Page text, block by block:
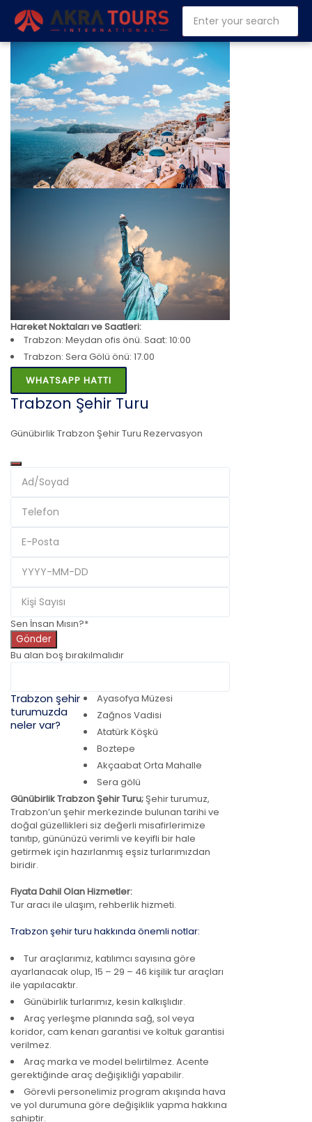
Hareket Noktaları ve Saatleri:
Trabzon: Meydan ofis önü. Saat: 10:00
Trabzon: Sera Gölü önü: 17.00
WHATSAPP HATTI
Trabzon Şehir Turu
Günübirlik Trabzon Şehir Turu Rezervasyon
Sen İnsan Mısın?*
Gönder
Bu alan boş bırakılmalıdır
Trabzon şehir
turumuzda
neler var?
Ayasofya Müzesi
Zağnos Vadisi
Atatürk Köşkü
Boztepe
Akçaabat Orta Mahalle
Sera gölü
Günübirlik Trabzon Şehir Turu;Şehir turumuz,
Trabzon’un şehir merkezinde bulunan tarihi ve
doğal güzellikleri siz değerli misafirlerimize
tanıtıp, gününüzü verimli ve keyifli bir hale
getirmek için hazırlanmış eşsiz turlarımızdan
biridir.
Fiyata Dahil Olan Hizmetler:
Tur aracı ile ulaşım, rehberlik hizmeti.
Trabzon şehir turu hakkında önemli notlar:
Tur araçlarımız, katılımcı sayısına göre
ayarlanacak olup, 15 – 29 – 46 kişilik tur araçları
ile yapılacaktır.
Günübirlik turlarımız, kesin kalkışlıdır.
Araç yerleşme planında sağ, sol veya
koridor, cam kenarı garantisi ve koltuk garantisi
verilmez.
Araç marka ve model belirtilmez. Acente
gerektiğinde araç değişikliği yapabilir.
Görevli personelimiz program akışında hava
ve yol durumuna göre değişiklik yapma hakkına
sahiptir.